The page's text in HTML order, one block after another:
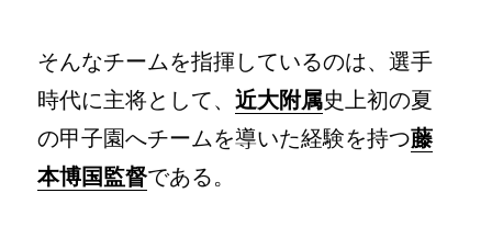
そんなチームを指揮しているのは、選手
時代に主将として、近大附属史上初の夏
の甲子園へチームを導いた経験を持つ藤
本博国監督である。